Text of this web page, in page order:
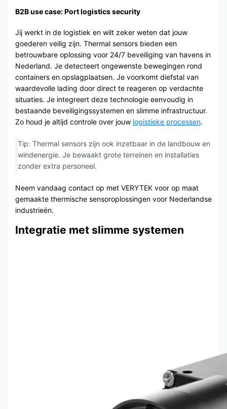
B2B use case: Port logistics security
Jij werkt in de logistiek en wilt zeker weten dat jouw
goederen veilig zijn. Thermal sensors bieden een
betrouwbare oplossing voor 24/7 beveiliging van havens in
Nederland. Je detecteert ongewenste bewegingen rond
containers en opslagplaatsen. Je voorkomt diefstal van
waardevolle lading door direct te reageren op verdachte
situaties. Je integreert deze technologie eenvoudig in
bestaande beveiligingssystemen en slimme infrastructuur.
Zo houd je altijd controle over jouw logistieke processen.
Tip: Thermal sensors zijn ook inzetbaar in de landbouw en
windenergie. Je bewaakt grote terreinen en installaties
zonder extra personeel.
Neem vandaag contact op met VERYTEK voor op maat
gemaakte thermische sensoroplossingen voor Nederlandse
industrieën.
Integratie met slimme systemen